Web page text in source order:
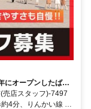
にオープンしたばか
店スタッフ)-7497
4分、りんかい線 東